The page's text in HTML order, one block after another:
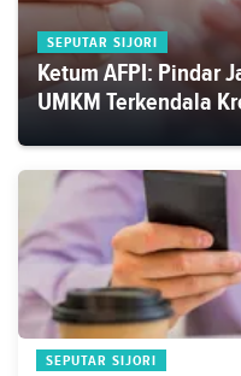
SEPUTAR SIJORI
Ketum AFPI: Pindar
UMKM Terkendala
SEPUTAR SIJORI